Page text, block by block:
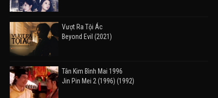
Vượt Ra Tội Ác
Beyond Evil (2021)
Tân Kim Bình Mai 1996
Jin Pin Mei 2 (1996) (1992)